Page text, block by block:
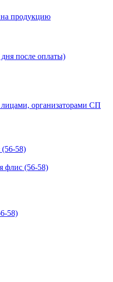
на продукцию
после оплаты)
организаторами СП
флис (56-58)
58)